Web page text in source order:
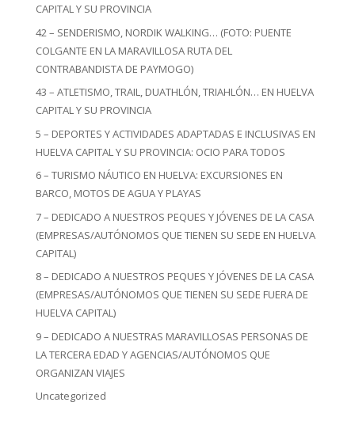
CAPITAL Y SU PROVINCIA
42 – SENDERISMO, NORDIK WALKING… (FOTO: PUENTE
COLGANTE EN LA MARAVILLOSA RUTA DEL
CONTRABANDISTA DE PAYMOGO)
43 – ATLETISMO, TRAIL, DUATHLÓN, TRIAHLÓN… EN HUELVA
CAPITAL Y SU PROVINCIA
5 – DEPORTES Y ACTIVIDADES ADAPTADAS E INCLUSIVAS EN
HUELVA CAPITAL Y SU PROVINCIA: OCIO PARA TODOS
6 – TURISMO NÁUTICO EN HUELVA: EXCURSIONES EN
BARCO, MOTOS DE AGUA Y PLAYAS
7 – DEDICADO A NUESTROS PEQUES Y JÓVENES DE LA CASA
(EMPRESAS/AUTÓNOMOS QUE TIENEN SU SEDE EN HUELVA
CAPITAL)
8 – DEDICADO A NUESTROS PEQUES Y JÓVENES DE LA CASA
(EMPRESAS/AUTÓNOMOS QUE TIENEN SU SEDE FUERA DE
HUELVA CAPITAL)
9 – DEDICADO A NUESTRAS MARAVILLOSAS PERSONAS DE
LA TERCERA EDAD Y AGENCIAS/AUTÓNOMOS QUE
ORGANIZAN VIAJES
Uncategorized